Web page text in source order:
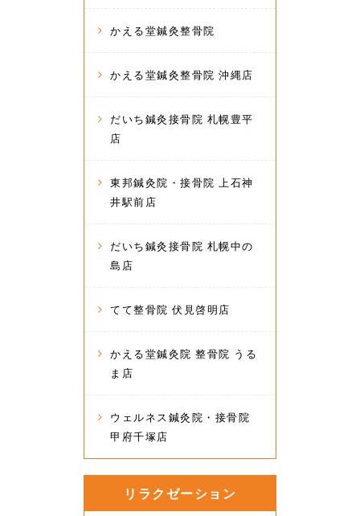
かえる堂鍼灸整骨院
かえる堂鍼灸整骨院 沖縄店
だいち鍼灸接骨院 札幌豊平
店
東邦鍼灸院・接骨院 上石神
井駅前店
だいち鍼灸接骨院 札幌中の
島店
てて整骨院 伏見啓明店
かえる堂鍼灸院 整骨院 うる
ま店
ウェルネス鍼灸院・接骨院
甲府千塚店
リラクゼーション